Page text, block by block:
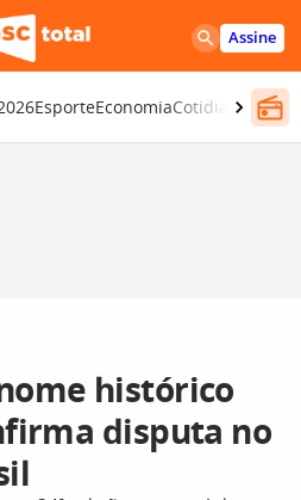
Assine
EsporteEconomiaCotidiano
histórico
disputa no